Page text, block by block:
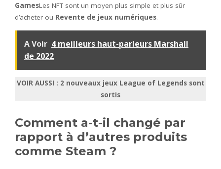
GamesLes NFT sont un moyen plus simple et plus sûr
d’acheter ou Revente de jeux numériques.
A Voir 4 meilleurs haut-parleurs Marshall
de 2022
VOIR AUSSI : 2 nouveaux jeux League of Legends sont
sortis
Comment a-t-il changé par
rapport à d’autres produits
comme Steam ?